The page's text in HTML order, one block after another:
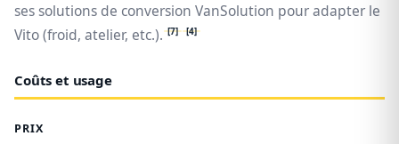
ses solutions de conversion VanSolution pour adapter le
Vito (froid, atelier, etc.). [7] [4]
Coûts et usage
PRIX